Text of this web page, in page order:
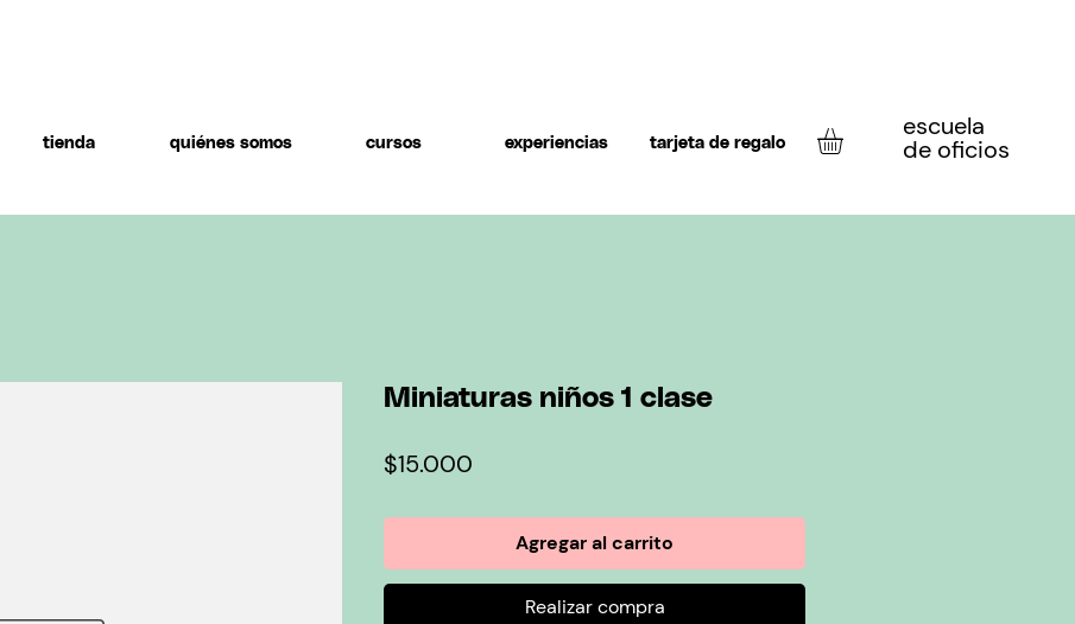
tienda quiénes somos cursos experiencias tarjeta de regalo
escuela
de oficios
Miniaturas niños 1 clase
$15.000
Agregar al carrito
Realizar compra